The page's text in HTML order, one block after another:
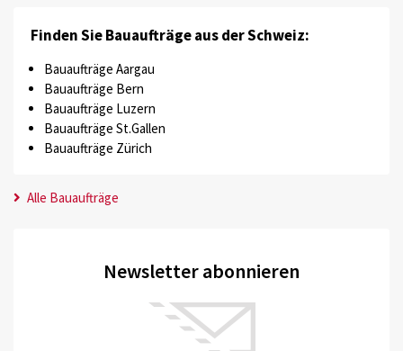
Finden Sie Bauaufträge aus der Schweiz:
Bauaufträge Aargau
Bauaufträge Bern
Bauaufträge Luzern
Bauaufträge St.Gallen
Bauaufträge Zürich
Alle Bauaufträge
Newsletter abonnieren